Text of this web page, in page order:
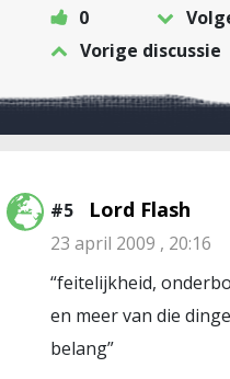
0
Vorige discussie
#5 Lord Flash
23 april 2009 , 20:16
“feitelijkheid,
en meer van die
belang”